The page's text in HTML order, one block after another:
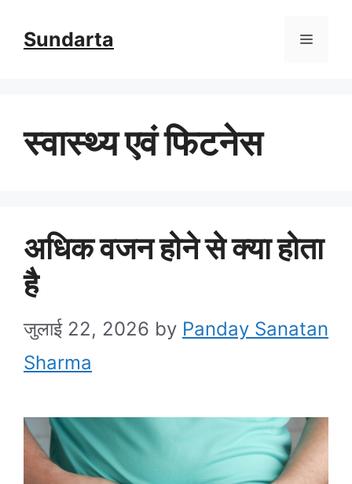
Sundarta Menu
स्वास्थ्य एवं फिटनेस
अधिक वजन होने से क्या होता
है
जुलाई 22, 2026 by Panday Sanatan
Sharma